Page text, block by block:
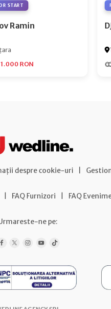
START
Ramin
RON
despre cookie-uri
FAQ Furnizori FAQ
ne pe: